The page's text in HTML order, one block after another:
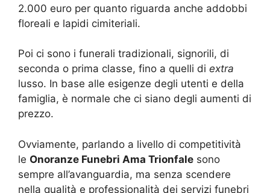
2.000 euro per quanto riguarda anche addobbi
floreali e lapidi cimiteriali.
Poi ci sono i funerali tradizionali, signorili, di
seconda o prima classe, fino a quelli di extra
lusso. In base alle esigenze degli utenti e della
famiglia, è normale che ci siano degli aumenti di
prezzo.
Ovviamente, parlando a livello di competitività
le Onoranze Funebri Ama Trionfale sono
sempre all’avanguardia, ma senza scendere
nella qualità e professionalità dei servizi funebri